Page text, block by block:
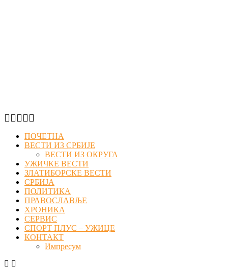
Facebook
Twitter
Instagram
Youtube
ПОЧЕТНА
ВЕСТИ ИЗ СРБИЈЕ
ВЕСТИ ИЗ ОКРУГА
УЖИЧКЕ ВЕСТИ
ЗЛАТИБОРСКЕ ВЕСТИ
СРБИЈА
ПОЛИТИКА
ПРАВОСЛАВЉЕ
ХРОНИКА
СЕРВИС
СПОРТ ПЛУС – УЖИЦЕ
КОНТАКТ
Импресум